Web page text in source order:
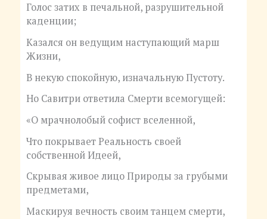
Голос затих в печальной, разрушительной
каденции;
Казался он ведущим наступающий марш
Жизни,
В некую спокойную, изначальную Пустоту.
Но Савитри ответила Смерти всемогущей:
«О мрачнолобый софист вселенной,
Что покрывает Реальность своей
собственной Идеей,
Скрывая живое лицо Природы за грубыми
предметами,
Маскируя вечность своим танцем смерти,